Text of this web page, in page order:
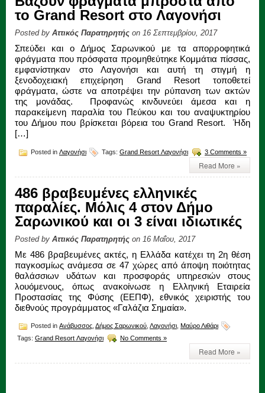
το Grand Resort στο Λαγονήσι
Posted by Αττικός Παρατηρητής on 16 Σεπτεμβρίου, 2017
Σπεύδει και ο Δήμος Σαρωνικού με τα απορροφητικά
φράγματα που πρόσφατα προμηθεύτηκε Κομμάτια πίσσας,
εμφανίστηκαν στο Λαγονήσι και αυτή τη στιγμή η
ξενοδοχειακή επιχείρηση Grand Resort τοποθετεί
φράγματα, ώστε να αποτρέψει την ρύπανση των ακτών
της μονάδας. Προφανώς κινδυνεύει άμεσα και η
παρακείμενη παραλία του Πεύκου και του αναψυκτηρίου
του Δήμου που βρίσκεται βόρεια του Grand Resort. Ήδη
[…]
Posted in Λαγονήσι Tags: Grand Resort Λαγονήσι 3 Comments »
Read More »
486 βραβευμένες ελληνικές
παραλίες. Μόλις 4 στον Δήμο
Σαρωνικού και οι 3 είναι ιδιωτικές
Posted by Αττικός Παρατηρητής on 16 Μαΐου, 2017
Με 486 βραβευμένες ακτές, η Ελλάδα κατέχει τη 2η θέση
παγκοσμίως ανάμεσα σε 47 χώρες από άποψη ποιότητας
θαλάσσιων υδάτων και προσφοράς υπηρεσιών στους
λουόμενους, όπως ανακοίνωσε η Ελληνική Εταιρεία
Προστασίας της Φύσης (ΕΕΠΦ), εθνικός χειριστής του
διεθνούς προγράμματος «Γαλάζια Σημαία».
Posted in Ανάβυσσος Δήμος Σαρωνικού Λαγονήσι Μαύρο Λιθάρι
Tags: Grand Resort Λαγονήσι No Comments »
Read More »